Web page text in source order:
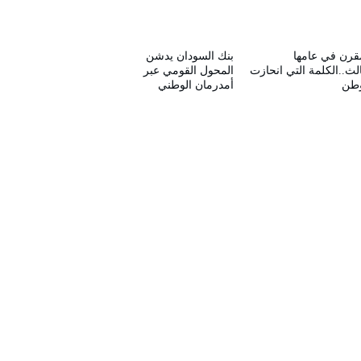
بنك السودان يدشن
المحول القومي عبر
أمدرمان الوطني
في عامها
التي انحازت